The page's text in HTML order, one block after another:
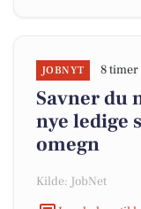
JOBNYT 8 timer
Savner du
nye ledige
omegn
Kilde: JobNet